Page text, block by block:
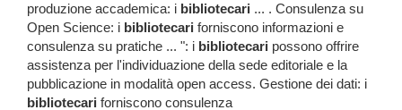
produzione accademica: i bibliotecari ... . Consulenza su
Open Science: i bibliotecari forniscono informazioni e
consulenza su pratiche ... ": i bibliotecari possono offrire
assistenza per l'individuazione della sede editoriale e la
pubblicazione in modalità open access. Gestione dei dati: i
bibliotecari forniscono consulenza